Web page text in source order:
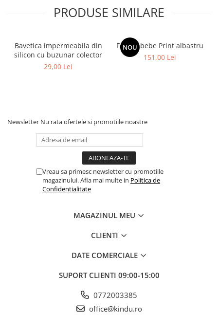
PRODUSE SIMILARE
Bavetica impermeabila din
silicon cu buzunar colector
29,00 Lei
NOU
Fotoliu bebe Print albastru
151,00 Lei
Newsletter Nu rata ofertele si promotiile noastre
Vreau sa primesc newsletter cu promotiile
magazinului. Afla mai multe in Politica de
Confidentialitate
MAGAZINUL MEU
CLIENTI
DATE COMERCIALE
SUPORT CLIENTI 09:00-15:00
0772003385
office@kindu.ro